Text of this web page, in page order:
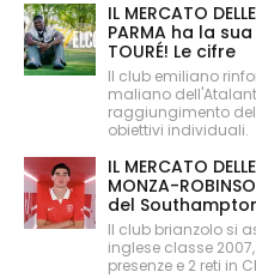
IL MERCATO
PARMA ha la
TOURÉ! Le cifre
Il club emiliano
maliano
raggiungimento
obiettivi individuali.
IL MERCATO
MONZA-
del
Il club brianzolo si
inglese classe
presenze e 2 reti in